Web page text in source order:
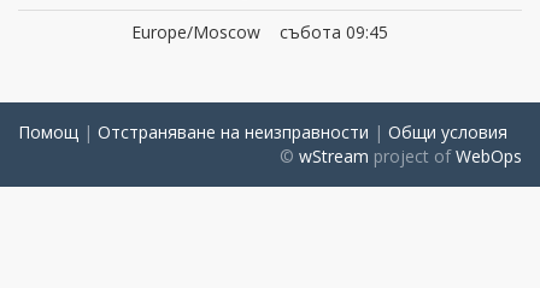
Europe/Moscow
събота 09:45
Помощ | Отстраняване на неизправности | Общи условия
© wStream project ofWebOps